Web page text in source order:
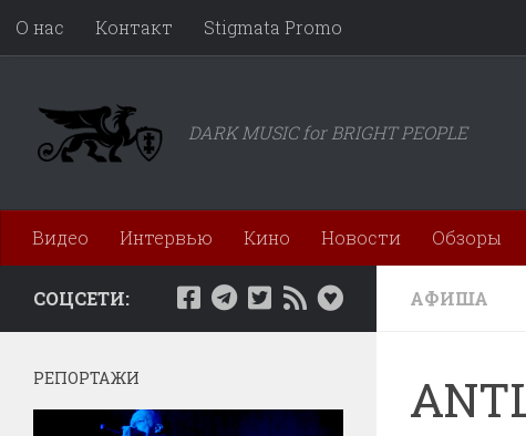
Перейти к содержимому
О нас Контакт Stigmata Promo
DARK MUSIC for BRIGHT PEOPLE
Видео Интервью Кино Новости Обзоры
АФИША
СОЦСЕТИ:
РЕПОРТАЖИ